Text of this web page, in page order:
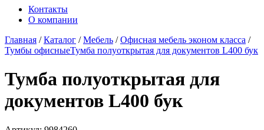
Контакты
О компании
Главная /Каталог /Мебель /Офисная мебель эконом класса /
Тумбы офисныеТумба полуоткрытая для документов L400 бук
Тумба полуоткрытая для
документов L400 бук